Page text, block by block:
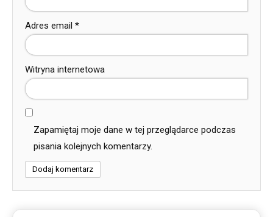
Adres email *
Witryna internetowa
Zapamiętaj moje dane w tej przeglądarce podczas
pisania kolejnych komentarzy.